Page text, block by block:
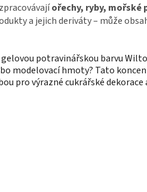
ořechy, ryby, mořské
a jejich deriváty – může
potravinářskou barvu
modelovací hmoty? Tato
pro výrazné cukrářské dekorace